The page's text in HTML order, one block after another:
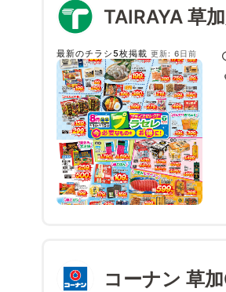
TAIRAYA 草
最新のチラシ5枚掲載 更新: 6日前
コーナン 草